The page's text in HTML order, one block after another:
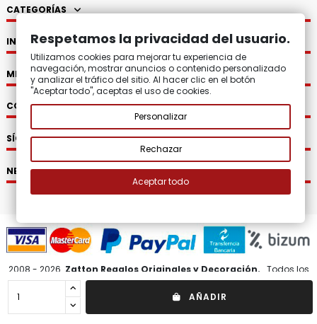
AÑADIR
CATEGORÍAS
INFORMACIÓN
MI CUENTA
CONTACTO
SÍGUENOS
NEWSLETTER
2008 - 2026. Zatton Regalos Originales y Decoración. Todos los
derechos reservados.
Respetamos la privacidad del usuario.
Utilizamos cookies para mejorar tu experiencia de
navegación, mostrar anuncios o contenido personalizado
y analizar el tráfico del sitio. Al hacer clic en el botón
"Aceptar todo", aceptas el uso de cookies.
Personalizar
Rechazar
Aceptar todo